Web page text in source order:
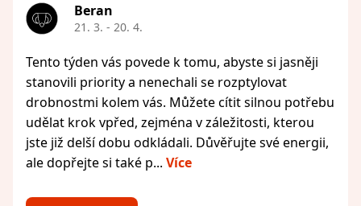
Beran
21. 3. - 20. 4.
Tento týden vás povede k tomu, abyste si jasněji
stanovili priority a nenechali se rozptylovat
drobnostmi kolem vás. Můžete cítit silnou potřebu
udělat krok vpřed, zejména v záležitosti, kterou
jste již delší dobu odkládali. Důvěřujte své energii,
ale dopřejte si také p... Více